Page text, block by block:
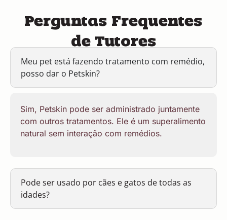
Perguntas Frequentes
de Tutores
Meu pet está fazendo tratamento com remédio,
posso dar o Petskin?
Sim, Petskin pode ser administrado juntamente
com outros tratamentos. Ele é um superalimento
natural sem interação com remédios.
Pode ser usado por cães e gatos de todas as
idades?